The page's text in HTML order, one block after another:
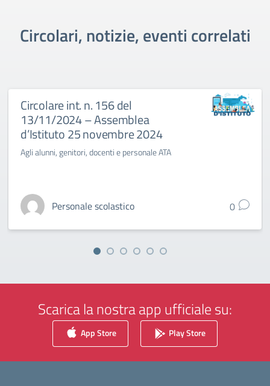
Circolari, notizie, eventi correlati
Circolare int. n. 156 del
13/11/2024 – Assemblea
d’Istituto 25 novembre 2024
Agli alunni, genitori, docenti e personale ATA
Personale scolastico 0
Scarica la nostra app ufficiale su:
App Store Play Store